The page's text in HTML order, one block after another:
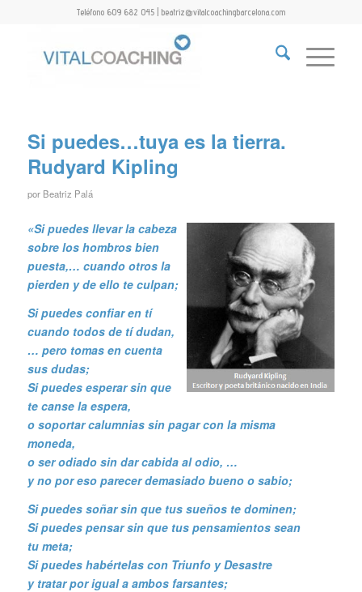
Teléfono 609 682 045 | beatriz@vitalcoachingbarcelona.com
Si puedes…tuya es la tierra.
Rudyard Kipling
por Beatriz Palá
«Si puedes llevar la cabeza
sobre los hombros bien
puesta,… cuando otros la
pierden y de ellote culpan;
Si puedes confiar en tí
cuando todos de tí dudan,
… pero tomas en cuenta
sus dudas;
Si puedes esperar sin que
te canse la espera,
o soportar calumnias sin pagar con la misma
moneda,
o ser odiado sin dar cabida al odio, …
y no por eso parecer demasiado bueno o sabio;
Si puedes soñar sin que tus sueños te dominen;
Si puedes pensar sin que tus pensamientos sean
tu meta;
Si puedes habértelas con Triunfo y Desastre
y tratar por igual a ambos farsantes;